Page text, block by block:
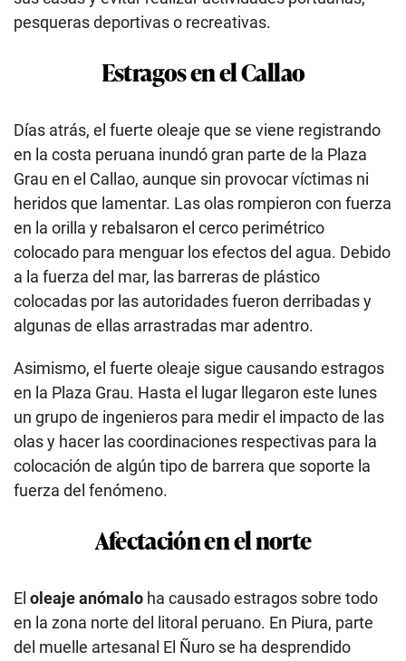
pesqueras deportivas o recreativas.
Estragos en el Callao
Días atrás, el fuerte oleaje que se viene registrando
en la costa peruana inundó gran parte de la Plaza
Grau en el Callao, aunque sin provocar víctimas ni
heridos que lamentar. Las olas rompieron con fuerza
en la orilla y rebalsaron el cerco perimétrico
colocado para menguar los efectos del agua. Debido
a la fuerza del mar, las barreras de plástico
colocadas por las autoridades fueron derribadas y
algunas de ellas arrastradas mar adentro.
Asimismo, el fuerte oleaje sigue causando estragos
en la Plaza Grau. Hasta el lugar llegaron este lunes
un grupo de ingenieros para medir el impacto de las
olas y hacer las coordinaciones respectivas para la
colocación de algún tipo de barrera que soporte la
fuerza del fenómeno.
Afectación en el norte
El oleaje anómalo ha causado estragos sobre todo
en la zona norte del litoral peruano. En Piura, parte
del muelle artesanal El Ñuro se ha desprendido